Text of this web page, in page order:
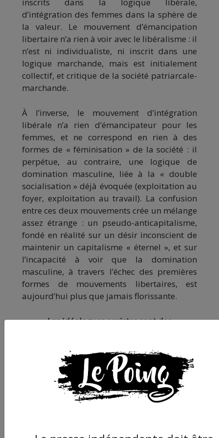
d’intégration des femmes dans la sphère de
la valeur. Le mouvement d’émancipation
libertaire n’a rien à voir avec le libéralisme : il
n’est ni individualiste, ni inscrit dans une
logique marchande, mais est initialement
collectif, et critique de la société patriarcale-
marchande.
À l’inverse, le mouvement d’intégration
libérale n’a rien d’émancipateur pour les
femmes, et ne correspond en rien à des
formes de « féminisation » de la société : il
perpétue, au contraire, une logique de
domination masculine, liée à la « double
socialisation » déjà évoquée (exploitation au
foyer, exploitation au travail). La confusion
entre ces deux mouvements crée un mélange
assez étrange : un pseudo-anticapitalisme,
fondé en réalité sur un désir inconscient de
maintenir un capitalisme « éternel », et sur
l’incapacité à voir que la domination
masculine, à travers l’échec des premières
formes de mouvements libertaires, est
aujourd’hui plus que jamais florissante.
Les idéologues sexistes sont des
Que faire donc finalement des fondements «
empiriques » (2)exposés par les
conspirationnistes sexistes, lorsqu’ils veulent
justifier leur délire d’un complot de la «
féminisation de la société » ? Les hommes